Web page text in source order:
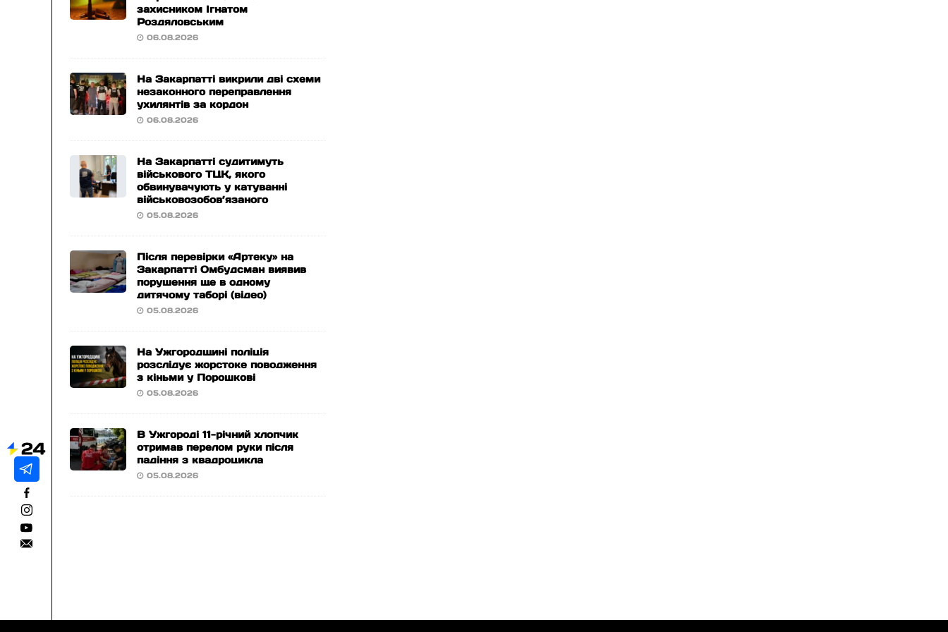
захисником Ігнатом
Роздяловським
06.08.2026
На Закарпатті викрили дві схеми
незаконного переправлення
ухилянтів за кордон
06.08.2026
На Закарпатті судитимуть
військового ТЦК, якого
обвинувачують у катуванні
військовозобов’язаного
05.08.2026
Після перевірки «Артеку» на
Закарпатті Омбудсман виявив
порушення ще в одному
дитячому таборі (відео)
05.08.2026
На Ужгородщині поліція
розслідує жорстоке поводження
з кіньми у Порошкові
05.08.2026
В Ужгороді 11-річний хлопчик
отримав перелом руки після
падіння з квадроцикла
05.08.2026